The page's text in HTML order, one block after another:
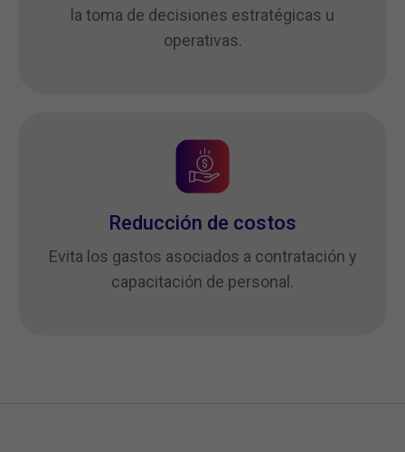
la toma de decisiones estratégicas u
operativas.
Reducción de costos
Evita los gastos asociados a contratación y
capacitación de personal.